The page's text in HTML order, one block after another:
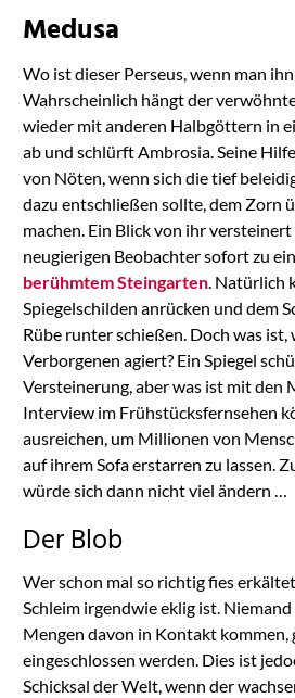
Medusa
Wo ist dieser Perseus, wenn man
Wahrscheinlich hängt der
wieder mit anderen Halbgöttern in
ab und schlürft Ambrosia. Seine
von Nöten, wenn sich die tief
dazu entschließen sollte, dem Zorn
machen. Ein Blick von ihr
neugierigen Beobachter sofort zu
berühmtem Steingarten. Natürlich
Spiegelschilden anrücken und dem
Rübe runter schießen. Doch was ist,
Verborgenen agiert? Ein Spiegel
Versteinerung, aber was ist mit den
Interview im Frühstücksfernsehen
ausreichen, um Millionen von
auf ihrem Sofa erstarren zu lassen.
würde sich dann nicht viel ändern …
Der Blob
Wer schon mal so richtig fies
Schleim irgendwie eklig ist.
Mengen davon in Kontakt kommen,
eingeschlossen werden. Dies ist
Schicksal der Welt, wenn der